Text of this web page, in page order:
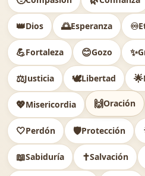
👑Dios 🌅Esperanza ♾️
💪Fortaleza 😊Gozo ✨
⚖️Justicia 🕊Libertad 🌟
💖Misericordia 🙌Oración
🤍Perdón 🛡️Protección
📖Sabiduría ✝️Salvación